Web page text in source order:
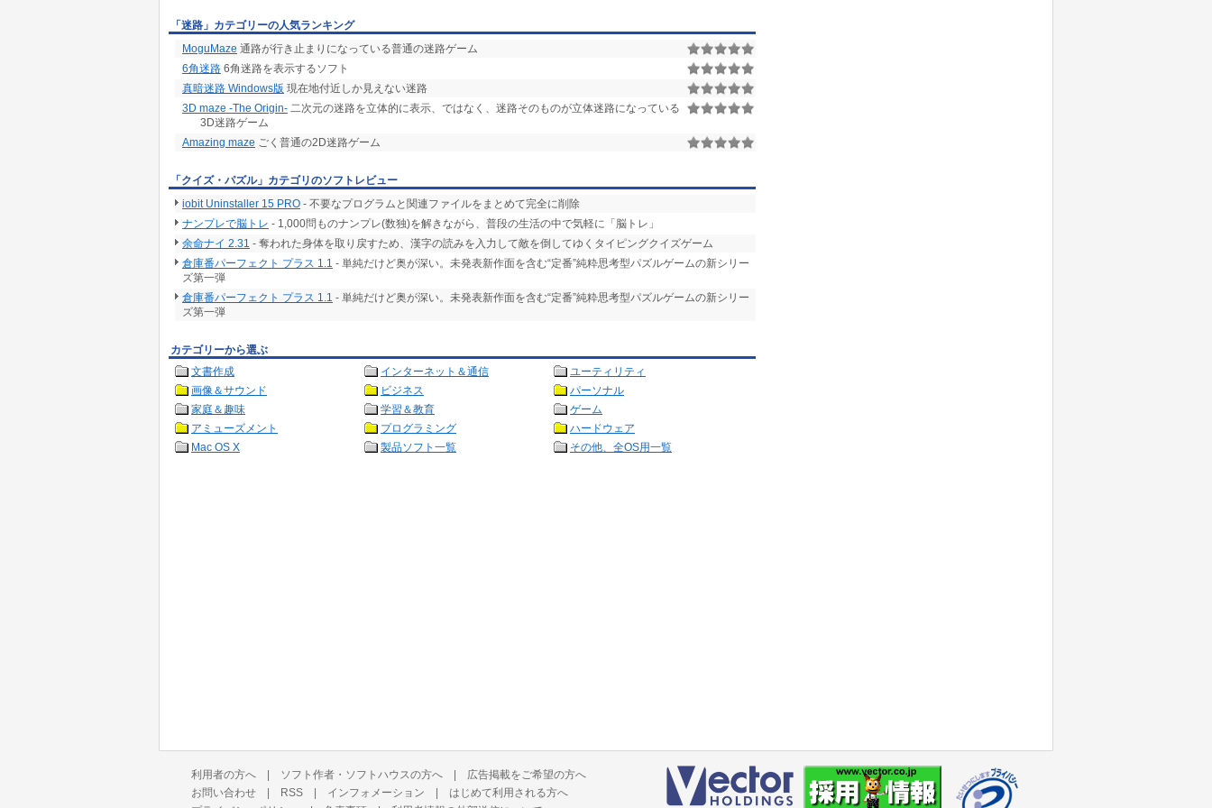
「迷路」カテゴリーの人気ランキング
MoguMaze 通路が行き止まりになっている普通の迷路ゲーム
6角迷路 6角迷路を表示するソフト
真暗迷路 Windows版 現在地付近しか見えない迷路
3D maze -The Origin- 二次元の迷路を立体的に表示、ではなく、迷路そのものが立体迷路になっている
3D迷路ゲーム
Amazing maze ごく普通の2D迷路ゲーム
「クイズ・パズル」カテゴリのソフトレビュー
iobit Uninstaller 15 PRO - 不要なプログラムと関連ファイルをまとめて完全に削除
ナンプレで脳トレ - 1,000問ものナンプレ(数独)を解きながら、普段の生活の中で気軽に「脳トレ」
余命ナイ 2.31 - 奪われた身体を取り戻すため、漢字の読みを入力して敵を倒してゆくタイピングクイズゲーム
倉庫番パーフェクト プラス 1.1 - 単純だけど奥が深い。未発表新作面を含む“定番”純粋思考型パズルゲームの新シリー
ズ第一弾
倉庫番パーフェクト プラス 1.1 - 単純だけど奥が深い。未発表新作面を含む“定番”純粋思考型パズルゲームの新シリー
ズ第一弾
カテゴリーから選ぶ
文書作成
インターネット＆通信
ユーティリティ
画像＆サウンド
ビジネス
パーソナル
家庭＆趣味
学習＆教育
ゲーム
アミューズメント
プログラミング
ハードウェア
Mac OS X
製品ソフト一覧 その他、全OS用一覧
利用者の方へ | ソフト作者・ソフトハウスの方へ | 広告掲載をご希望の方へ
お問い合わせ | RSS | インフォメーション | はじめて利用される方へ